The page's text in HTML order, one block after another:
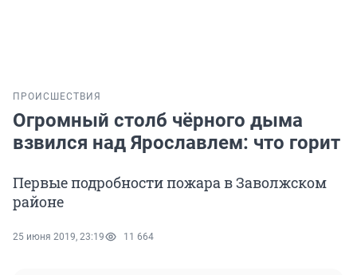
ПРОИСШЕСТВИЯ
Огромный столб чёрного дыма
взвился над Ярославлем: что горит
Первые подробности пожара в Заволжском
районе
25 июня 2019, 23:19 11 664